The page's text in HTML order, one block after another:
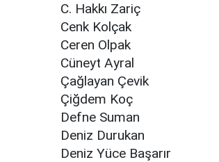
C. Hakkı Zariç
Cenk Kolçak
Ceren Olpak
Cüneyt Ayral
Çağlayan Çevik
Çiğdem Koç
Defne Suman
Deniz Durukan
Deniz Yüce Başarır